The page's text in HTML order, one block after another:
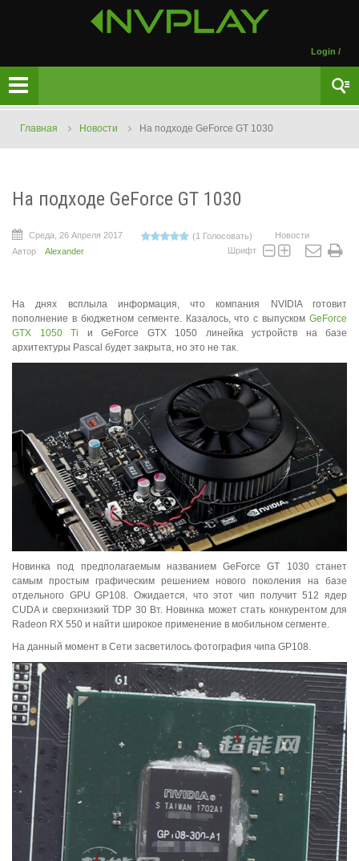
Login /
Главная Новости На подходе GeForce GT 1030
На подходе GeForce GT 1030
Среда, 26 Апреля 2017 (1 Голосовать)
Новости
Автор
Alexander Шрифт
На днях всплыла информация, что компания NVIDIA готовит
пополнение в бюджетном сегменте. Казалось, что с выпуском GeForce
GTX 1050 Ti и GeForce GTX 1050 линейка устройств на базе
архитектуры Pascal будет закрыта, но это не так.
Новинка под предполагаемым названием GeForce GT 1030 станет
самым простым графическим решением нового поколения на базе
отдельного GPU GP108. Ожидается, что этот чип получит 512 ядер
CUDA и сверхнизкий TDP 30 Вт. Новинка может стать конкурентом для
Radeon RX 550 и найти широкое применение в мобильном сегменте.
На данный момент в Сети засветилось фотография чипа GP108.